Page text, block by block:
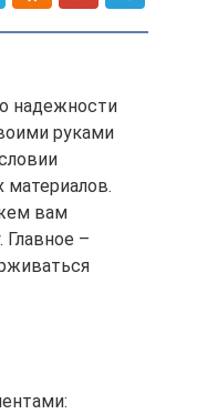
надежности
руками
вам
–